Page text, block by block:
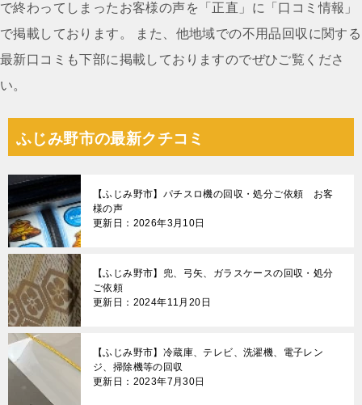
で終わってしまったお客様の声を「正直」に「口コミ情報」
で掲載しております。 また、他地域での不用品回収に関する
最新口コミも下部に掲載しておりますのでぜひご覧くださ
い。
ふじみ野市の最新クチコミ
【ふじみ野市】パチスロ機の回収・処分ご依頼 お客
様の声
更新日：2026年3月10日
【ふじみ野市】兜、弓矢、ガラスケースの回収・処分
ご依頼
更新日：2024年11月20日
【ふじみ野市】冷蔵庫、テレビ、洗濯機、電子レン
ジ、掃除機等の回収
更新日：2023年7月30日